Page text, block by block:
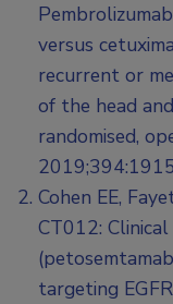
versus
recurrent or
of the head
randomised,
Cohen EE,
CT012:
targeting